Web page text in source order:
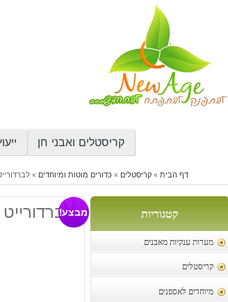
קריסטלים ואבני חן
דף הבית »קריסטלים »כדורים מוטות ומיוחדים »
קטגוריות
מערות ענקיות מאבנים
קריסטלים
מיוחדים לאספנים
לברדורייטמבצע!